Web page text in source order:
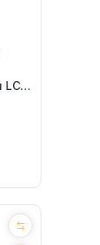
LCD